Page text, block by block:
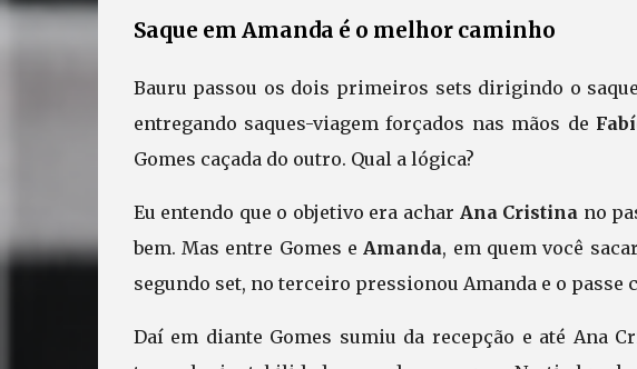
Saque em Amanda é o melhor caminho
Bauru passou os dois primeiros sets dirigindo o
entregando saques-viagem forçados nas mãos de
Gomes caçada do outro. Qual a lógica?
Eu entendo que o objetivo era achar Ana Cristina no
bem. Mas entre Gomes e Amanda, em quem você
segundo set, no terceiro pressionou Amanda e o passe
Daí em diante Gomes sumiu da recepção e até Ana